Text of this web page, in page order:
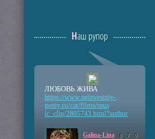
Наш рупор
ЛЮБОВЬ ЖИВА
https://www.neizvestniy-
geniy.ru/cat/films/mus
ic_clip/2805743.html?author
Galina-Lina 6 7 0